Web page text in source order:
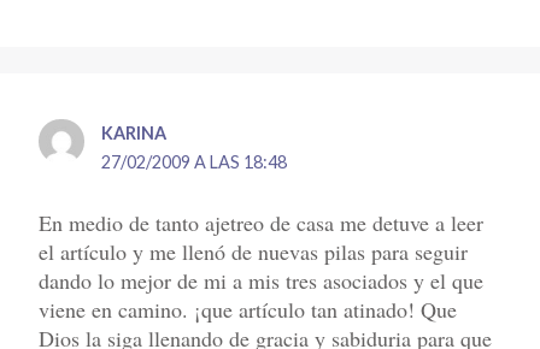
KARINA
27/02/2009 A LAS 18:48
En medio de tanto ajetreo de casa me detuve a leer
el artículo y me llenó de nuevas pilas para seguir
dando lo mejor de mi a mis tres asociados y el que
viene en camino. ¡que artículo tan atinado! Que
Dios la siga llenando de gracia y sabiduria para que